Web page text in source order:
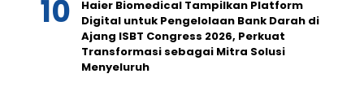
Haier Biomedical Tampilkan Platform
Digital untuk Pengelolaan Bank Darah di
Ajang ISBT Congress 2026, Perkuat
Transformasi sebagai Mitra Solusi
Menyeluruh